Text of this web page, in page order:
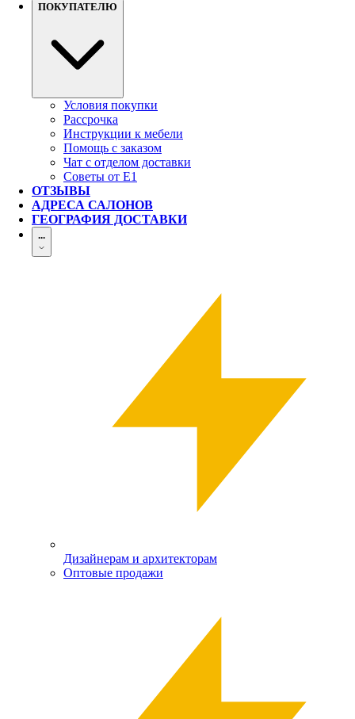
ПОКУПАТЕЛЮ
Условия покупки
Рассрочка
Инструкции к мебели
Помощь с заказом
Чат с отделом доставки
Советы от Е1
ОТЗЫВЫ
АДРЕСА САЛОНОВ
ГЕОГРАФИЯ ДОСТАВКИ
...
Дизайнерам и архитекторам
Оптовые продажи